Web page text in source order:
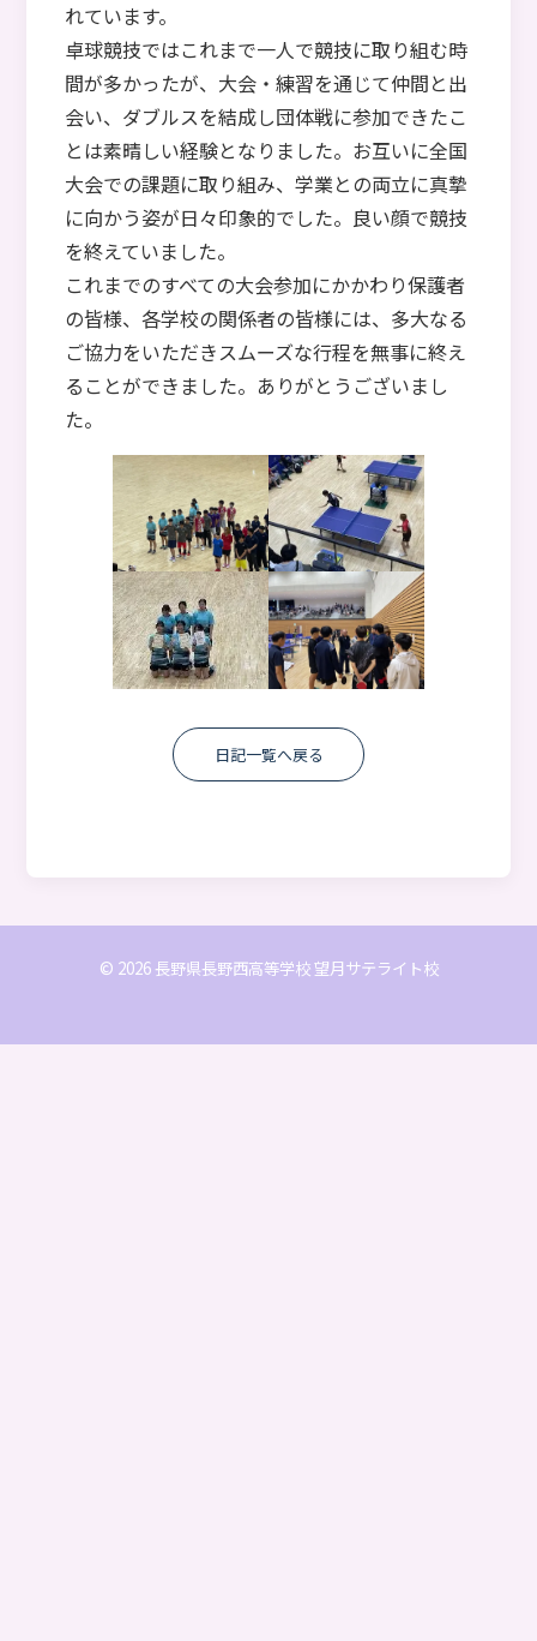
れています。
卓球競技ではこれまで一人で競技に取り組む時
間が多かったが、大会・練習を通じて仲間と出
会い、ダブルスを結成し団体戦に参加できたこ
とは素晴しい経験となりました。お互いに全国
大会での課題に取り組み、学業との両立に真摯
に向かう姿が日々印象的でした。良い顔で競技
を終えていました。
これまでのすべての大会参加にかかわり保護者
の皆様、各学校の関係者の皆様には、多大なる
ご協力をいただきスムーズな行程を無事に終え
ることができました。ありがとうございまし
た。
日記一覧へ戻る
© 2026 長野県長野西高等学校 望月サテライト校